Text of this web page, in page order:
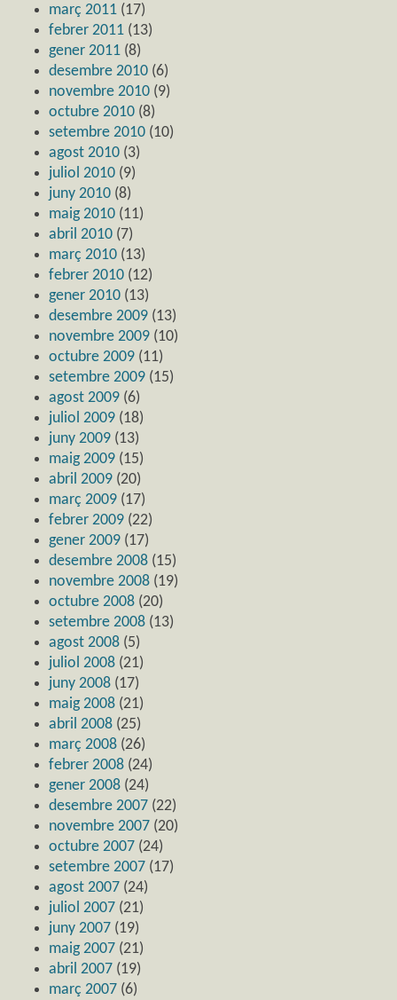
març 2011 (17)
febrer 2011 (13)
gener 2011 (8)
desembre 2010 (6)
novembre 2010 (9)
octubre 2010 (8)
setembre 2010 (10)
agost 2010 (3)
juliol 2010 (9)
juny 2010 (8)
maig 2010 (11)
abril 2010 (7)
març 2010 (13)
febrer 2010 (12)
gener 2010 (13)
desembre 2009 (13)
novembre 2009 (10)
octubre 2009 (11)
setembre 2009 (15)
agost 2009 (6)
juliol 2009 (18)
juny 2009 (13)
maig 2009 (15)
abril 2009 (20)
març 2009 (17)
febrer 2009 (22)
gener 2009 (17)
desembre 2008 (15)
novembre 2008 (19)
octubre 2008 (20)
setembre 2008 (13)
agost 2008 (5)
juliol 2008 (21)
juny 2008 (17)
maig 2008 (21)
abril 2008 (25)
març 2008 (26)
febrer 2008 (24)
gener 2008 (24)
desembre 2007 (22)
novembre 2007 (20)
octubre 2007 (24)
setembre 2007 (17)
agost 2007 (24)
juliol 2007 (21)
juny 2007 (19)
maig 2007 (21)
abril 2007 (19)
març 2007 (6)